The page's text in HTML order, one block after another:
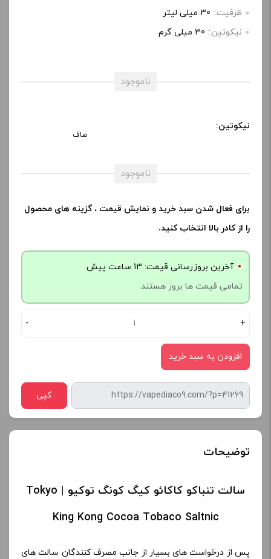
ظرفیت:: 30 میلی‌ لیتر
نیکوتین:: 30 میلی گرم
ناموجود
نیکوتین:
صاف
ناموجود
برای فعال شدن سبد خرید و نمایش قیمت ، گزینه های محصول
را از کادر بالا انتخاب کنید.
آخرین بروزرسانی قیمت: 13 ساعت پیش
تمامی قیمت ها بروز هستند.
- +
افزودن به سبد خرید
کپی
توضیحات
سالت تنباکو کاکائو کیگ کونگ توکیو | Tokyo
King Kong Cocoa Tobaco Saltnic
پس از درخواست های بسیار از جانب مصرف کنندگان سالت های